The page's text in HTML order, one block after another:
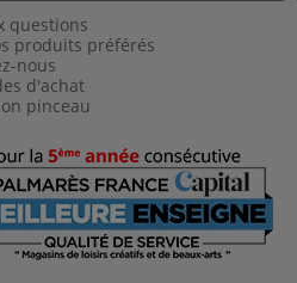
questions
produits préférés
nous
d'achat
pinceau